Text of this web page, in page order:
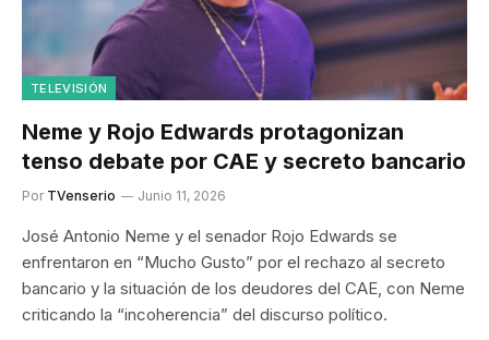
TELEVISIÓN
Neme y Rojo Edwards protagonizan
tenso debate por CAE y secreto bancario
Por TVenserio Junio 11, 2026
José Antonio Neme y el senador Rojo Edwards se
enfrentaron en “Mucho Gusto” por el rechazo al secreto
bancario y la situación de los deudores del CAE, con Neme
criticando la “incoherencia” del discurso político.